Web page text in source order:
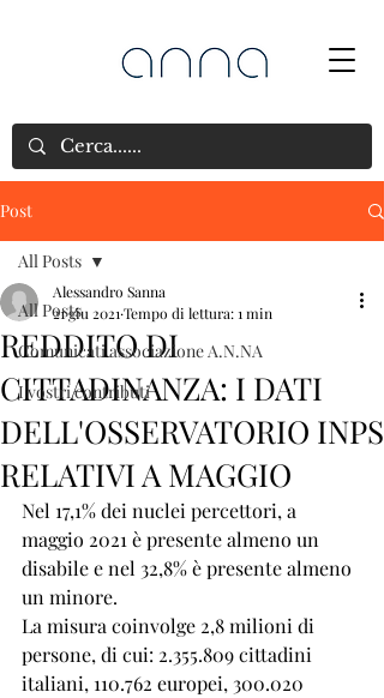
Post
All Posts
Comunicati associazione A.N.NA
I vostri contributi
All Posts
REDDITO DI
CITTADINANZA: I DATI
DELL'OSSERVATORIO INPS
RELATIVI A MAGGIO
Alessandro Sanna
21 giu 2021 Tempo di lettura: 1 min
Nel 17,1% dei nuclei percettori, a
maggio 2021 è presente almeno un
disabile e nel 32,8% è presente almeno
un minore.
La misura coinvolge 2,8 milioni di
persone, di cui: 2.355.809 cittadini
italiani, 110.762 europei, 300.020